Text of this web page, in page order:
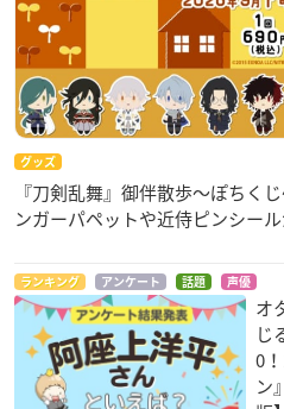
グッズ
『刀剣乱舞』御伴散歩～ぽちく
ンガーパペットや近侍ピンシー
ランキング アンケート 話題 声優
オ
じ
0
ン